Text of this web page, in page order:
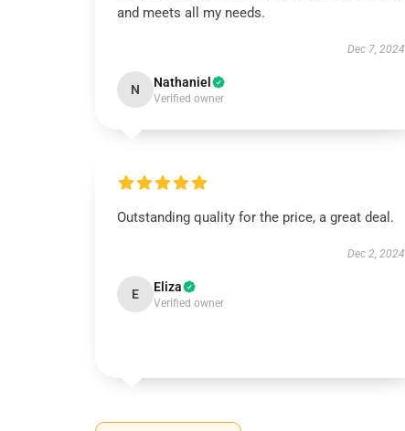
and meets all my needs.
Dec 7, 2024
N Nathaniel
Verified owner
Outstanding quality for the price, a great deal.
Dec 2, 2024
E Eliza
Verified owner